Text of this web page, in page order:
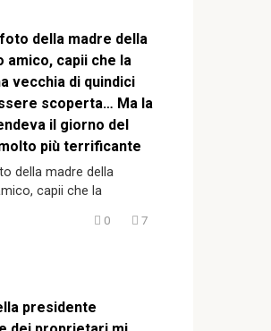
della madre della
amico, capii che la
vecchia di quindici
scoperta… Ma la
il giorno del
più terrificante
della madre della
capii che la
0 7
presidente